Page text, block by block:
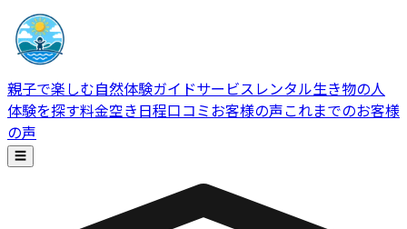
親子で楽しむ自然体験ガイドサービスレンタル生き物の人
体験を探す料金空き日程口コミお客様の声これまでのお客様
の声
☰